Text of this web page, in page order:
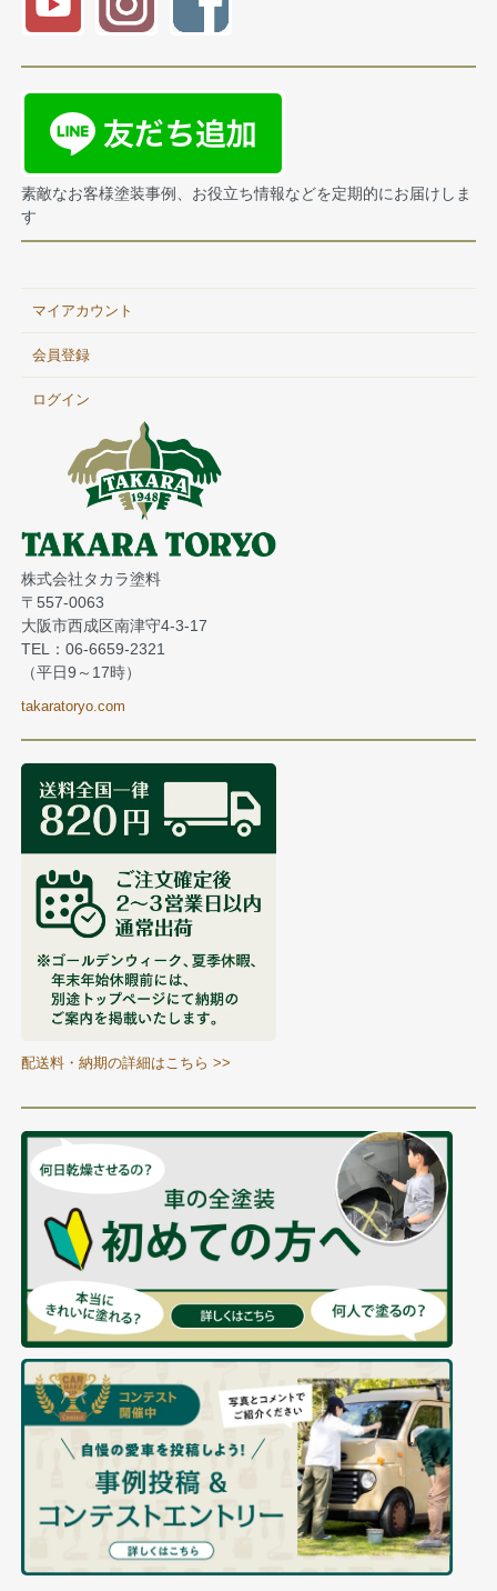
素敵なお客様塗装事例、お役立ち情報などを定期的にお届けしま
す
マイアカウント
会員登録
ログイン
株式会社タカラ塗料
〒557-0063
大阪市西成区南津守4-3-17
TEL：06-6659-2321
（平日9～17時）
takaratoryo.com
配送料・納期の詳細はこちら >>